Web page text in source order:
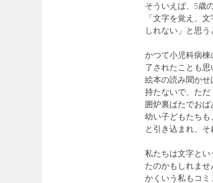
そういえば、5歳
「文字を覚え、
しれない」と思う
かつて小児科病
了されたことも思
絵本の読み聞か
持たないで、ただ
囲炉裏ばたでおば
幼い子どもたち
と引き込まれ、そ
私たちは文字と
たのかもしれませ
かくいう私もコ